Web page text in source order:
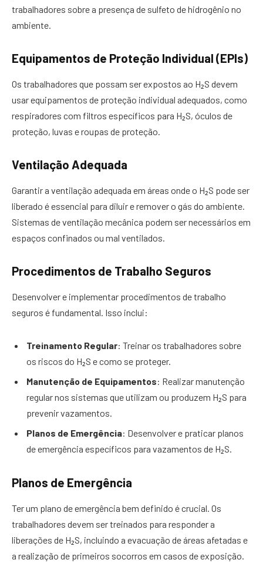
trabalhadores sobre a presença de sulfeto de hidrogênio no
ambiente.
Equipamentos de Proteção Individual (EPIs)
Os trabalhadores que possam ser expostos ao H₂S devem
usar equipamentos de proteção individual adequados, como
respiradores com filtros específicos para H₂S, óculos de
proteção, luvas e roupas de proteção.
Ventilação Adequada
Garantir a ventilação adequada em áreas onde o H₂S pode ser
liberado é essencial para diluir e remover o gás do ambiente.
Sistemas de ventilação mecânica podem ser necessários em
espaços confinados ou mal ventilados.
Procedimentos de Trabalho Seguros
Desenvolver e implementar procedimentos de trabalho
seguros é fundamental. Isso inclui:
Treinamento Regular: Treinar os trabalhadores sobre
os riscos do H₂S e como se proteger.
Manutenção de Equipamentos: Realizar manutenção
regular nos sistemas que utilizam ou produzem H₂S para
prevenir vazamentos.
Planos de Emergência: Desenvolver e praticar planos
de emergência específicos para vazamentos de H₂S.
Planos de Emergência
Ter um plano de emergência bem definido é crucial. Os
trabalhadores devem ser treinados para responder a
liberações de H₂S, incluindo a evacuação de áreas afetadas e
a realização de primeiros socorros em casos de exposição.